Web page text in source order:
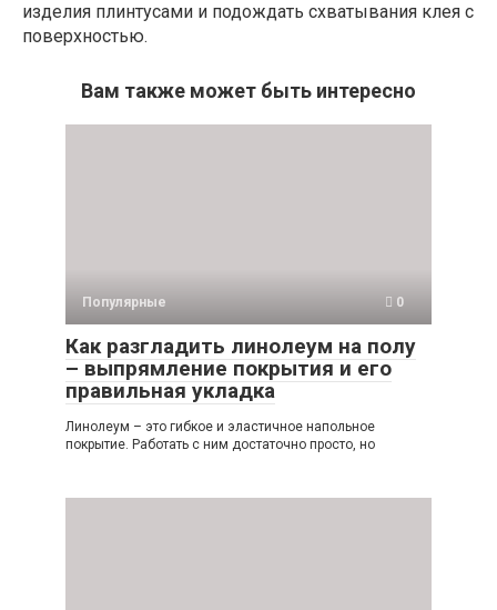
изделия плинтусами и подождать схватывания клея с
поверхностью.
Вам также может быть интересно
Популярные 0
Как разгладить линолеум на полу
– выпрямление покрытия и его
правильная укладка
Линолеум – это гибкое и эластичное напольное
покрытие. Работать с ним достаточно просто, но